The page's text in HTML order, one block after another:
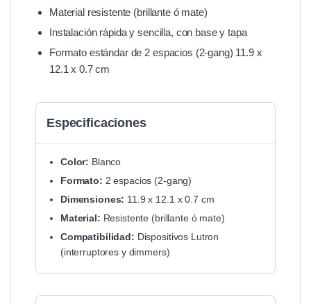
Material resistente (brillante ó mate)
Instalación rápida y sencilla, con base y tapa
Formato estándar de 2 espacios (2-gang) 11.9 x
12.1 x 0.7 cm
Especificaciones
Color: Blanco
Formato: 2 espacios (2-gang)
Dimensiones: 11.9 x 12.1 x 0.7 cm
Material: Resistente (brillante ó mate)
Compatibilidad: Dispositivos Lutron
(interruptores y dimmers)